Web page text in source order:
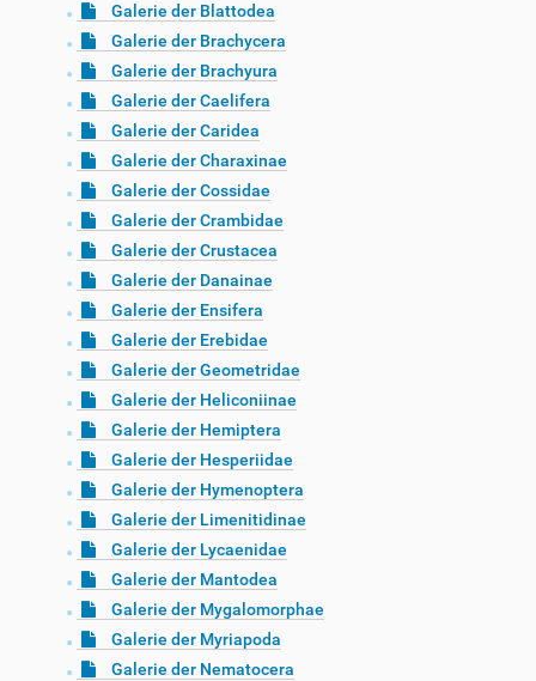
Galerie der Blattodea
Galerie der Brachycera
Galerie der Brachyura
Galerie der Caelifera
Galerie der Caridea
Galerie der Charaxinae
Galerie der Cossidae
Galerie der Crambidae
Galerie der Crustacea
Galerie der Danainae
Galerie der Ensifera
Galerie der Erebidae
Galerie der Geometridae
Galerie der Heliconiinae
Galerie der Hemiptera
Galerie der Hesperiidae
Galerie der Hymenoptera
Galerie der Limenitidinae
Galerie der Lycaenidae
Galerie der Mantodea
Galerie der Mygalomorphae
Galerie der Myriapoda
Galerie der Nematocera